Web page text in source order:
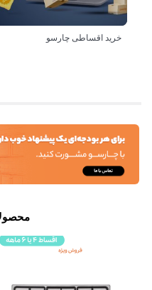
خرید اقساطی چارسو